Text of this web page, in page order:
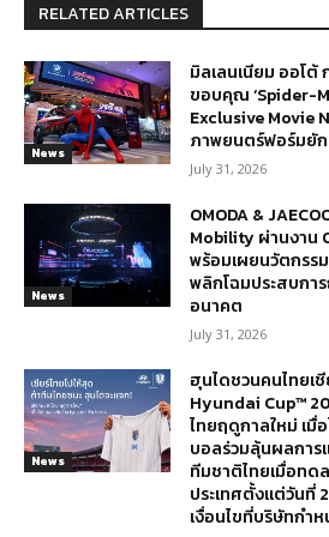
RELATED ARTICLES
News
มิลเลนเนียม ออโต้
ขอบคุณ ‘Spider-
Exclusive Movie
ภาพยนตร์ฟอร์มยั
July 31, 2026
News
OMODA &
Mobility ผ่านงาน
พร้อมเผยนวัตกรร
พลิกโฉมประสบกา
อนาคต
July 31, 2026
News
ฮุนไดชวนคนไทยเ
Hyundai Cup™
ไทยฤดูกาลใหม่ เมื่
บอลร่วมลุ้นผลการ
ทีมชาติไทยเมื่อทด
ประเทศตั้งแต่วันที่
เงื่อนไขที่บริษัทกำ